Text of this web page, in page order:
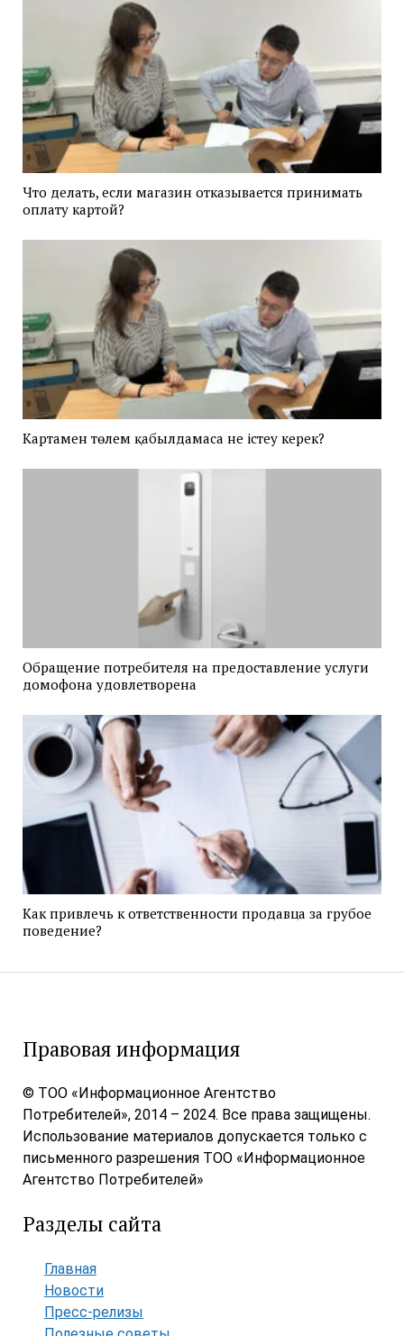
Что делать, если магазин отказывается принимать
оплату картой?
Картамен төлем қабылдамаса не істеу керек?
Обращение потребителя на предоставление услуги
домофона удовлетворена
Как привлечь к ответственности продавца за грубое
поведение?
Правовая информация
© ТОО «Информационное Агентство
Потребителей», 2014 – 2024. Все права защищены.
Использование материалов допускается только с
письменного разрешения ТОО «Информационное
Агентство Потребителей»
Разделы сайта
Главная
Новости
Пресс-релизы